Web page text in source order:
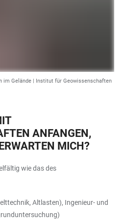
im Gelände | Institut für Geowissenschaften
ANFANGEN,
MICH?
wie das des
Altlasten), Ingenieur- und